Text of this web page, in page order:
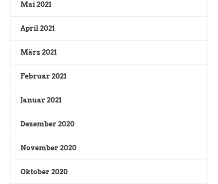
Mai 2021
April 2021
März 2021
Februar 2021
Januar 2021
Dezember 2020
November 2020
Oktober 2020